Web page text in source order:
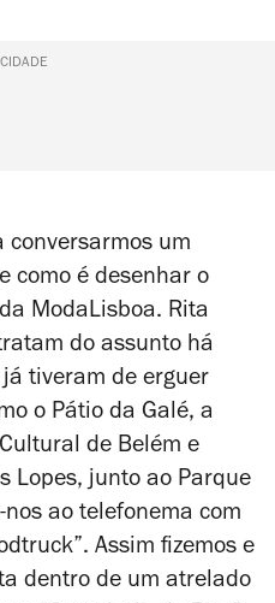
conversarmos um
como é desenhar o
ModaLisboa. Rita
do assunto há
tiveram de erguer
o Pátio da Galé, a
de Belém e
Lopes, junto ao Parque
ao telefonema com
Assim fizemos e
dentro de um atrelado